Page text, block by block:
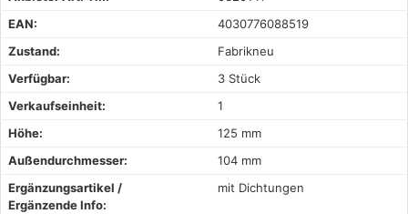
EAN:
4030776088519
Zustand:
Fabrikneu
Verfügbar:
3 Stück
Verkaufseinheit:
1
Höhe:
125 mm
Außendurchmesser:
104 mm
Ergänzungsartikel /
Ergänzende Info:
mit Dichtungen